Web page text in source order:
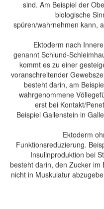
sind. Am Beispiel der
biologische
spüren/wahrnehmen kann,
– Ektoderm nach
genannt Schlund-
kommt es zu einer
voranschreitender
besteht darin, am
wahrgenommene
erst bei Kontakt/
Beispiel Gallenstein in
– Ektoderm
Funktionsreduzierung.
Insulinproduktion bei
besteht darin, den Zucker im
nicht in Muskulatur